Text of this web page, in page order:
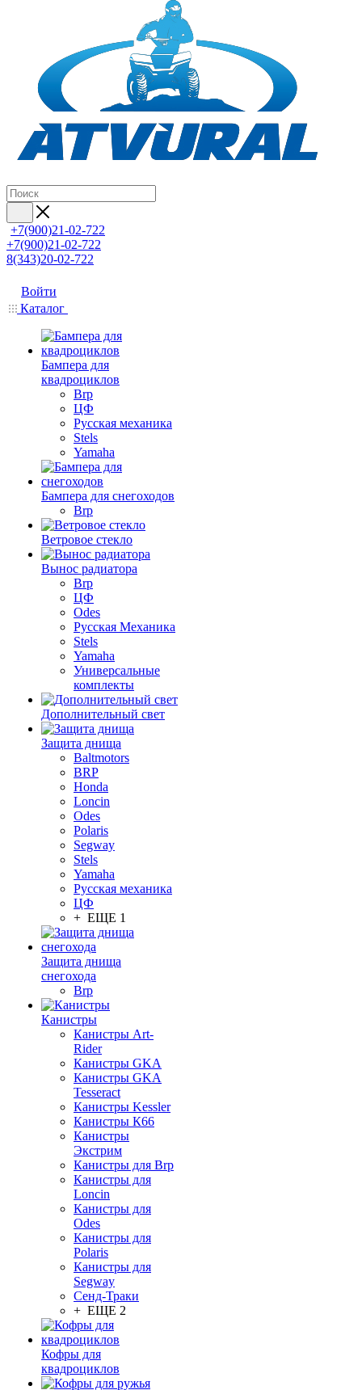
+7(900)21-02-722
+7(900)21-02-722
8(343)20-02-722
Войти
Каталог
Бампера для
квадроциклов
Brp
ЦФ
Русская механика
Stels
Yamaha
Бампера для снегоходов
Brp
Ветровое стекло
Вынос радиатора
Brp
ЦФ
Odes
Русская Механика
Stels
Yamaha
Универсальные
комплекты
Дополнительный свет
Защита днища
Baltmotors
BRP
Honda
Loncin
Odes
Polaris
Segway
Stels
Yamaha
Русская механика
ЦФ
+ ЕЩЕ 1
Защита днища
снегохода
Brp
Канистры
Канистры Art-
Rider
Канистры GKA
Канистры GKA
Tesseract
Канистры Kessler
Канистры К66
Канистры
Экстрим
Канистры для Brp
Канистры для
Loncin
Канистры для
Odes
Канистры для
Polaris
Канистры для
Segway
Сенд-Траки
+ ЕЩЕ 2
Кофры для
квадроциклов